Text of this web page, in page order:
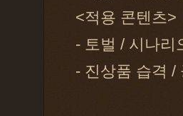
<적용 콘텐츠>
- 토벌 / 시나리
- 진상품 습격 /